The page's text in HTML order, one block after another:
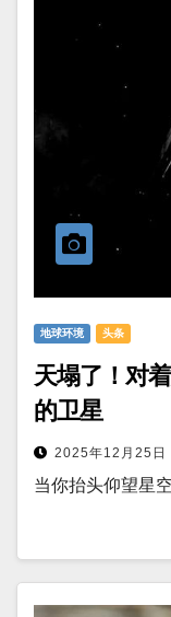
地球环境 头条
天塌了！对
的卫星
2025年12月25日
当你抬头仰望星